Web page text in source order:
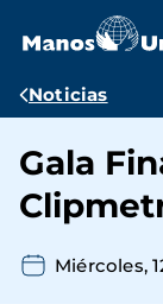
contenido
Ruta
Noticias
Gala
Miércoles,